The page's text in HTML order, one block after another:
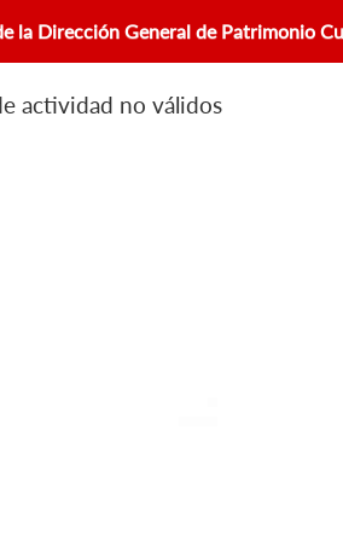
la Dirección General de Patrimonio
actividad no válidos